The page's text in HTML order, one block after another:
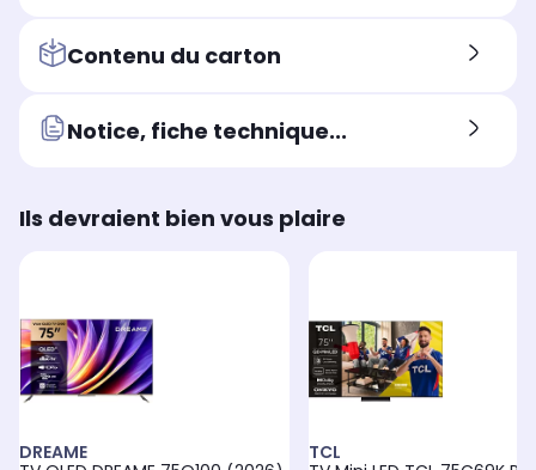
Contenu du carton
Notice, fiche technique...
Ils devraient bien vous plaire
DREAME
TCL